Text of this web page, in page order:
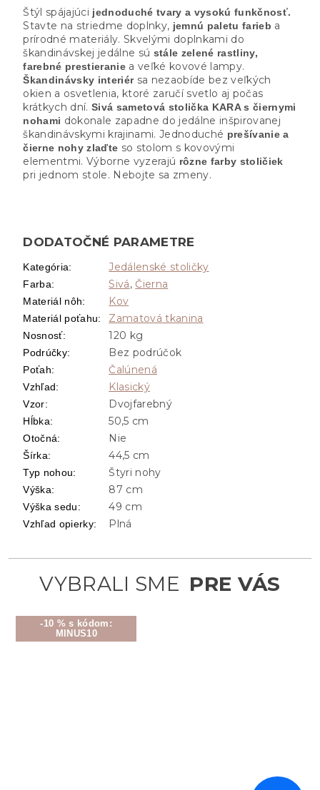
-10 % s kódom:
MINUS10
Štýl spájajúci jednoduché tvary a vysokú funkčnosť.
Stavte na striedme doplnky, jemnú paletu farieb a
prírodné materiály. Skvelými doplnkami do
škandinávskej jedálne sú stále zelené rastliny,
farebné prestieraniea veľké kovové lampy.
Škandinávsky interiérsa nezaobíde bez veľkých
okien a osvetlenia, ktoré zaručí svetlo aj počas
krátkych dní. Sivá sametová stolička KARA s čiernymi
nohami dokonale zapadne do jedálne inšpirovanej
škandinávskymi krajinami. Jednoduché prešívanie a
čierne nohy zlaďte so stolom s kovovými
elementmi. Výborne vyzerajú rôzne farby stoličiek
pri jednom stole. Nebojte sa zmeny.
DODATOČNÉ PARAMETRE
Kategória: Jedálenské stoličky
Farba: Sivá,Čierna
Materiál nôh: Kov
Materiál poťahu: Zamatová tkanina
Nosnosť: 120 kg
Podrúčky: Bez podrúčok
Poťah: Čalúnená
Vzhľad: Klasický
Vzor: Dvojfarebný
Hĺbka: 50,5 cm
Otočná: Nie
Šírka: 44,5 cm
Typ nohou: Štyri nohy
Výška: 87 cm
Výška sedu: 49 cm
Vzhľad opierky: Plná